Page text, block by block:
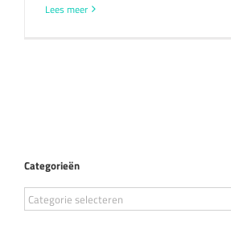
Lees meer
Categorieën
Categorieën